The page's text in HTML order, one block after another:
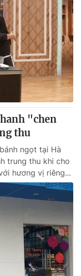
"chen
thu
ngọt tại Hà
trung thu khi cho
hương vị riêng...